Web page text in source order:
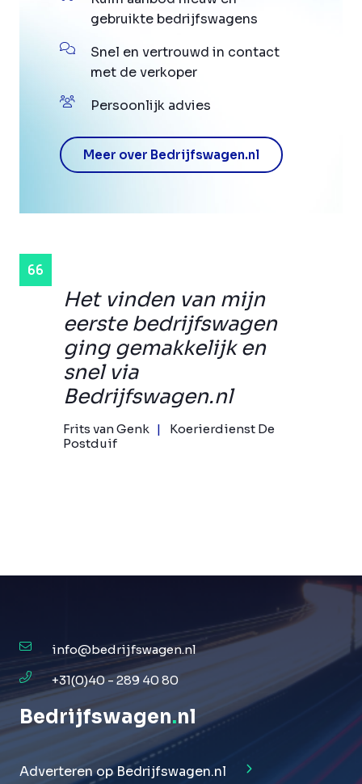
Het vinden van mijn
eerste bedrijfswagen
ging gemakkelijk en
snel via
Bedrijfswagen.nl
Frits van Genk
Koerierdienst De
Postduif
gebruikte bedrijfswagens
Snel en vertrouwd in contact
met de verkoper
Persoonlijk advies
Meer over Bedrijfswagen.nl
info@bedrijfswagen.nl
+31(0)40 - 289 40 80
Bedrijfswagen.nl
Adverteren op Bedrijfswagen.nl